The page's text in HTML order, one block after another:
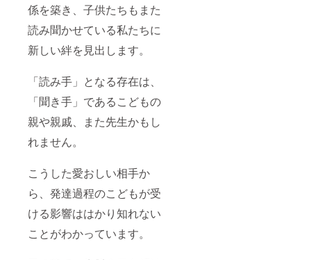
係を築き、子供たちもまた
読み聞かせている私たちに
新しい絆を見出します。
「読み手」となる存在は、
「聞き手」であるこどもの
親や親戚、また先生かもし
れません。
こうした愛おしい相手か
ら、発達過程のこどもが受
ける影響ははかり知れない
ことがわかっています。